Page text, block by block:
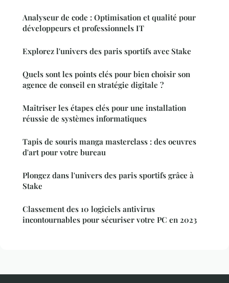
Analyseur de code : Optimisation et qualité pour
développeurs et professionnels IT
Explorez l'univers des paris sportifs avec Stake
Quels sont les points clés pour bien choisir son
agence de conseil en stratégie digitale ?
Maîtriser les étapes clés pour une installation
réussie de systèmes informatiques
Tapis de souris manga masterclass : des oeuvres
d'art pour votre bureau
Plongez dans l'univers des paris sportifs grâce à
Stake
Classement des 10 logiciels antivirus
incontournables pour sécuriser votre PC en 2023